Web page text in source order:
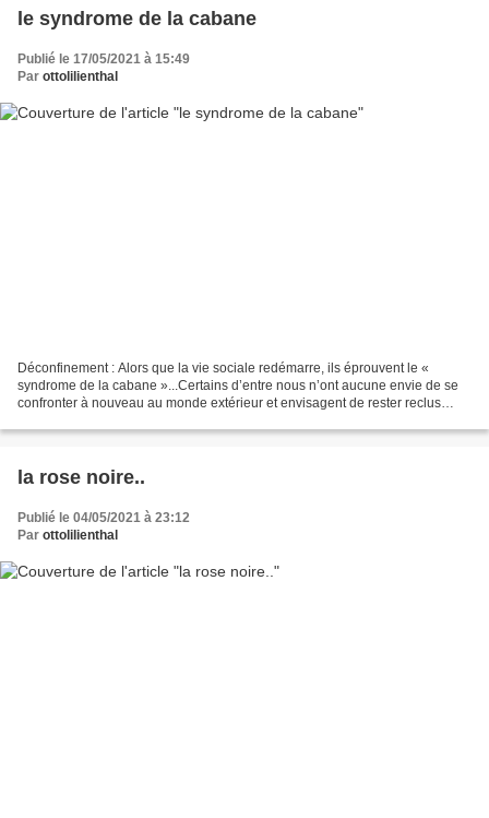
le syndrome de la cabane
Publié le 17/05/2021 à 15:49
Par ottolilienthal
Déconfinement : Alors que la vie sociale redémarre, ils éprouvent le «
syndrome de la cabane »...Certains d’entre nous n’ont aucune envie de se
confronter à nouveau au monde extérieur et envisagent de rester reclus
la rose noire..
Publié le 04/05/2021 à 23:12
Par ottolilienthal